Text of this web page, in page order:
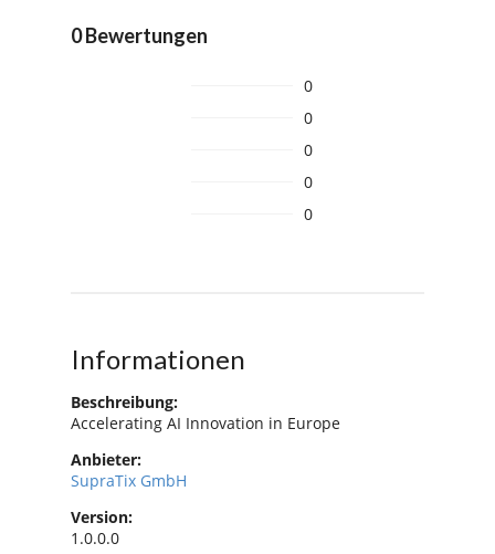
0 Bewertungen
0
0
0
0
0
Informationen
Beschreibung:
Accelerating AI Innovation in Europe
Anbieter:
SupraTix GmbH
Version:
1.0.0.0